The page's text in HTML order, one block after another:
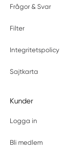
Frågor & Svar
Filter
Integritetspolicy
Sajtkarta
Kunder
Logga in
Bli medlem